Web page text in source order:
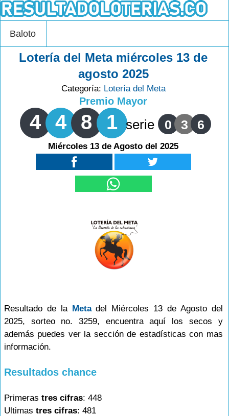
Baloto
Lotería del Meta miércoles 13 de
agosto 2025
Categoría: Lotería del Meta
Premio Mayor
4 4 8 1 serie 0 3 6
Miércoles 13 de Agosto del 2025
Resultado de la Metadel Miércoles 13 de Agosto del
2025, sorteo no. 3259, encuentra aquí los secos y
además puedes ver la sección de estadísticas con mas
información.
Resultados chance
Primeras tres cifras: 448
Ultimas tres cifras: 481